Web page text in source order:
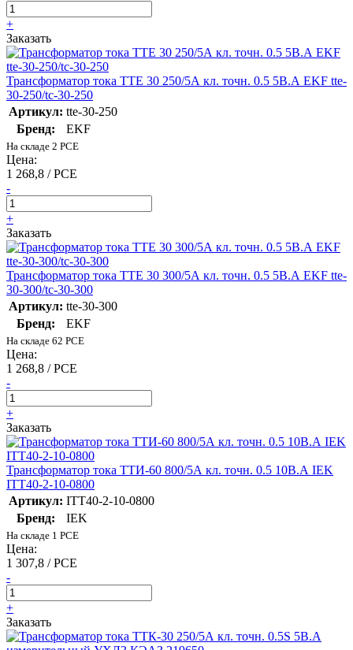
+
Заказать
Трансформатор тока ТТЕ 30 250/5А кл. точн. 0.5 5В.А EKF tte-
30-250/tc-30-250
Артикул: tte-30-250
Бренд:
EKF
На складе 2 PCE
Цена:
1 268,8 / PCE
-
+
Заказать
Трансформатор тока ТТЕ 30 300/5А кл. точн. 0.5 5В.А EKF tte-
30-300/tc-30-300
Артикул: tte-30-300
Бренд:
EKF
На складе 62 PCE
Цена:
1 268,8 / PCE
-
+
Заказать
Трансформатор тока ТТИ-60 800/5А кл. точн. 0.5 10В.А IEK
ITT40-2-10-0800
Артикул: ITT40-2-10-0800
Бренд:
IEK
На складе 1 PCE
Цена:
1 307,8 / PCE
-
+
Заказать